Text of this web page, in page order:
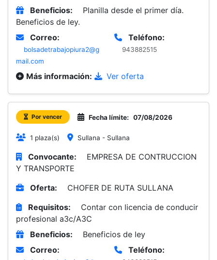
Beneficios:
Planilla desde el primer día.
Beneficios de ley.
Correo:
bolsadetrabajopiura2@g
mail.com
Teléfono:
943882515
Más información: Ver oferta
Por vencer Fecha límite: 07/08/2026
1 plaza(s) Sullana - Sullana
Convocante:
EMPRESA DE CONTRUCCION
Y TRANSPORTE
Oferta:
CHOFER DE RUTA SULLANA
Requisitos:
Contar con licencia de conducir
profesional a3c/A3C
Beneficios:
Beneficios de ley
Correo:
Teléfono: